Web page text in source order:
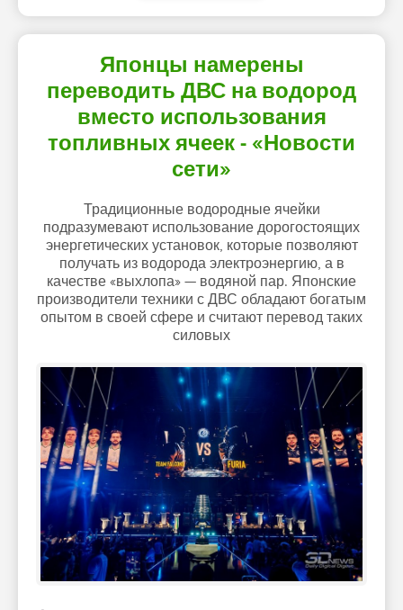
Японцы намерены
переводить ДВС на водород
вместо использования
топливных ячеек - «Новости
сети»
Традиционные водородные ячейки
подразумевают использование дорогостоящих
энергетических установок, которые позволяют
получать из водорода электроэнергию, а в
качестве «выхлопа» — водяной пар. Японские
производители техники с ДВС обладают богатым
опытом в своей сфере и считают перевод таких
силовых